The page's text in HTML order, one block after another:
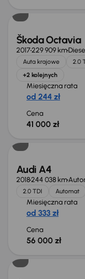
Škoda Octavia
2017229 909 km
Auta krajowe 2.0
+2 kolejnych
Miesięczna rata
od 244 zł
Cena
41 000 zł
Audi A4
2018244 038 km
2.0 TDI Automat
Miesięczna rata
od 333 zł
Cena
56 000 zł